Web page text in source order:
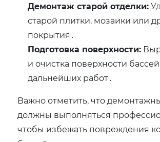
Демонтаж старой отделки:
старой плитки, мозаики или
покрытия․
Подготовка поверхности:
и очистка поверхности
дальнейших работ․
Важно отметить, что
должны выполняться
чтобы избежать повреждения